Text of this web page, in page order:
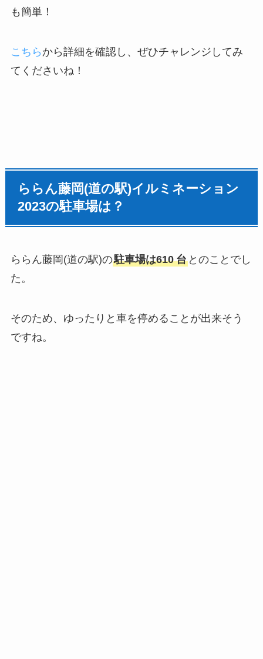
も簡単！
こちら から詳細を確認し、ぜひチャレンジしてみ
てくださいね！
ららん藤岡(道の駅)イルミネーション
2023の駐車場は？
ららん藤岡(道の駅)の駐車場は610 台とのことでし
た。
そのため、ゆったりと車を停めることが出来そう
ですね。